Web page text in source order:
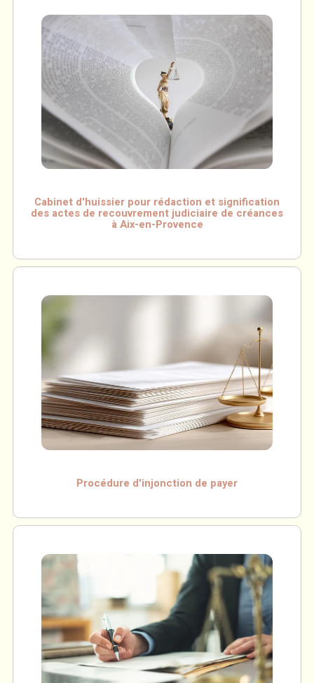
Cabinet d'huissier pour rédaction et signification
des actes de recouvrement judiciaire de créances
à Aix-en-Provence
Procédure d'injonction de payer